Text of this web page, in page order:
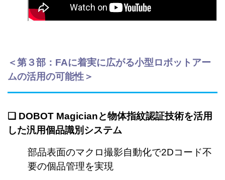
＜第３部： FAに着実に広がる小型ロボットアー
ムの活用の可能性 ＞
❏ DOBOT Magicianと物体指紋認証技術を活用
した汎用個品識別システム
部品表面のマクロ撮影自動化で2Dコード不
要の個品管理を実現